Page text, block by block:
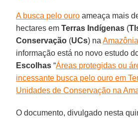
A busca pelo ouro ameaça mais
hectares emTerras Indígenas (
Conservação (UCs) na
informação está no novo estudo
Escolhas “Áreas protegidas ou
incessante busca pelo ouro em
Unidades de Conservação na
O documento, divulgado nesta